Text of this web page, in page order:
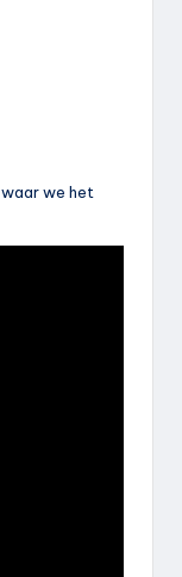
waar we het